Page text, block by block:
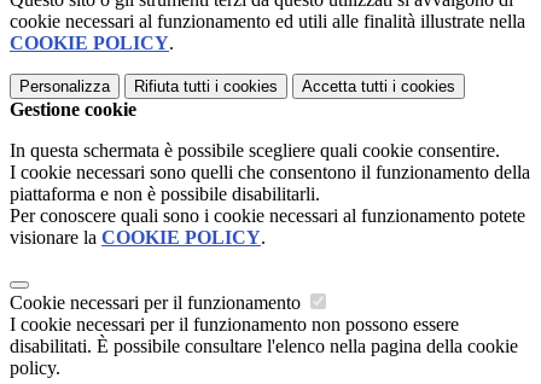
cookie necessari al funzionamento ed utili alle finalità illustrate nella
COOKIE POLICY.
Personalizza Rifiuta tutti i cookies Accetta tutti i cookies
Gestione cookie
In questa schermata è possibile scegliere quali cookie consentire.
I cookie necessari sono quelli che consentono il funzionamento della
piattaforma e non è possibile disabilitarli.
Per conoscere quali sono i cookie necessari al funzionamento potete
visionare la COOKIE POLICY.
Cookie necessari per il funzionamento
I cookie necessari per il funzionamento non possono essere
disabilitati. È possibile consultare l'elenco nella pagina della cookie
policy.